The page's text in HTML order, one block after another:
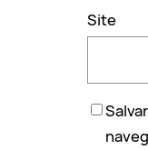
Site